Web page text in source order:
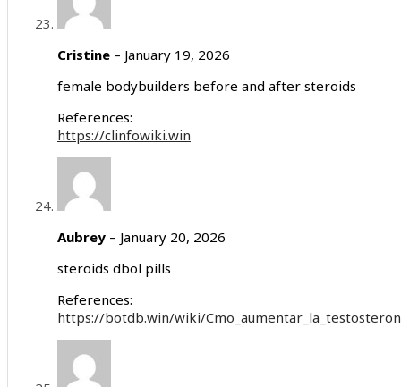
Cristine – January 19, 2026
female bodybuilders before and after steroids
References:
https://clinfowiki.win
Aubrey – January 20, 2026
steroids dbol pills
References:
https://botdb.win/wiki/